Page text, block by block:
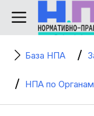
База НПА
НПА по